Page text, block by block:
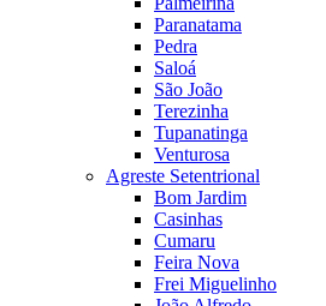
Paranatama
Pedra
Saloá
São João
Terezinha
Tupanatinga
Venturosa
Agreste Setentrional
Bom Jardim
Casinhas
Cumaru
Feira Nova
Frei Miguelinho